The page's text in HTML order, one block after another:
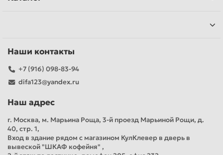
Наши контакты
+7 (916) 098-83-94
difa123@yandex.ru
Наш адрес
г. Москва, м. Марьина Роща, 3-й проезд Марьиной Рощи, д.
40, стр. 1,
Вход в здание рядом с магазином КулКлевер в дверь в
вывеской "ШКАФ кофейня" ,